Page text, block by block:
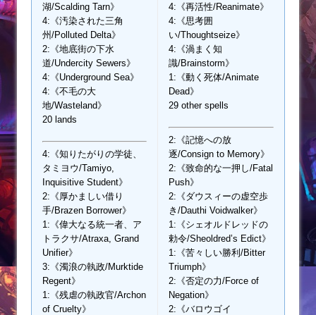
湖/Scalding Tarn》
4:《汚染された三角
州/Polluted Delta》
2:《地底街の下水
道/Undercity Sewers》
4:《Underground Sea》
4:《不毛の大
地/Wasteland》
20 lands
4:《知りたがりの学徒、
タミヨウ/Tamiyo,
Inquisitive Student》
2:《厚かましい借り
手/Brazen Borrower》
1:《偉大なる統一者、ア
トラクサ/Atraxa, Grand
Unifier》
3:《濁浪の執政/Murktide
Regent》
1:《残虐の執政官/Archon
of Cruelty》
4:《再活性/Reanimate》
4:《思考囲
い/Thoughtseize》
4:《渦まく知
識/Brainstorm》
1:《動く死体/Animate
Dead》
29 other spells
2:《記憶への放
逐/Consign to Memory》
2:《致命的な一押し/Fatal
Push》
2:《ダウスィーの虚空歩
き/Dauthi Voidwalker》
1:《シェオルドレッドの
勅令/Sheoldred’s Edict》
1:《苦々しい勝利/Bitter
Triumph》
2:《否定の力/Force of
Negation》
2:《バロウゴイ